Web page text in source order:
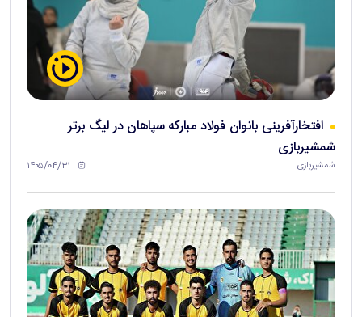
افتخارآفرینی بانوان فولاد مبارکه سپاهان در لیگ برتر
شمشیربازی
شمشیربازی ۱۴۰۵/۰۴/۳۱